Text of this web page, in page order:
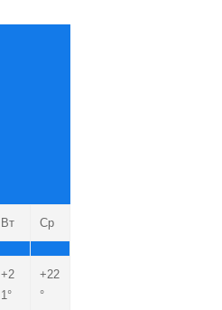
Вт Ср
+2
1°
+22
°